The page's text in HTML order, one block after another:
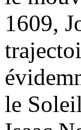
1609,
le